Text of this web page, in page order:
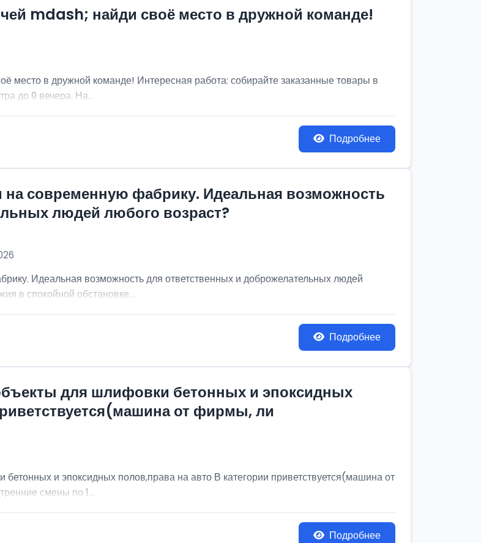
mdash; найди своё место в дружной команде!
место в дружной команде! Интересная работа: собирайте заказанные товары в
до 9 вечера. На...
Подробнее
современную фабрику. Идеальная возможность
людей любого возраст?
Идеальная возможность для ответственных и доброжелательных людей
в спокойной обстановке....
Подробнее
для шлифовки бетонных и эпоксидных
от фирмы, ли
и эпоксидных полов,права на авто В категории приветствуется(машина от
смены по 1...
Подробнее